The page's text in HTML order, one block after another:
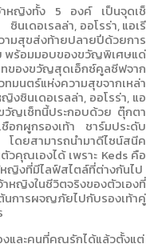
จ้าหญิงทั้ง 5 องค์ เป็นจุดเช็
ซินเดอเรลล่า, ออโรร่า,แอเรี
มสุขส่งท้ายปลายปีด้วยการ
พร้อมมอบของขวัญพิเศษแด่
องขวัญสุดเอ็กซ์คูลซีฟจาก
มนตร์แห่งความสุขจากเหล่า
งซินเดอเรลล่า, ออโรร่า, แอ
วัญเซ็ทนี้ประกอบด้วย ตุ๊กตา
กผูกรองเท้า ชาร์มประดับ
ดยสามารถนำมาดีไซน์สนีค
วคุณเองได้ เพราะ Keds คือ
ญิงที่มีไลฟ์สไตล์ที่ต่างกันไป
ญิงในชีวิตจริงของตัวเองที่
การผจญภัยไปกับรองเท้าคู่
และคนที่คุณรักได้แล้วตั้งแต่